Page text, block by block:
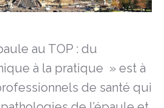
au TOP : du
à la pratique » est à
de santé qui